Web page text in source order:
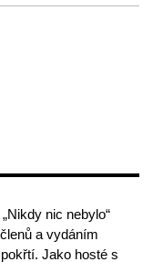
nic nebylo“
a vydáním
Jako hosté s